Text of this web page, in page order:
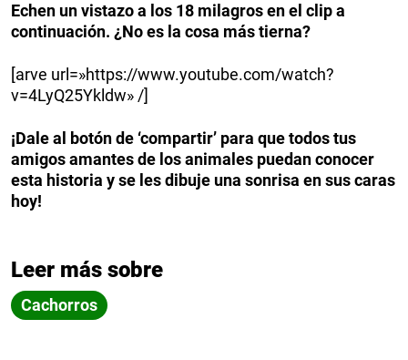
Echen un vistazo a los 18 milagros en el clip a
continuación. ¿No es la cosa más tierna?
[arve url=»https://www.youtube.com/watch?
v=4LyQ25Ykldw» /]
¡Dale al botón de ‘compartir’ para que todos tus
amigos amantes de los animales puedan conocer
esta historia y se les dibuje una sonrisa en sus caras
hoy!
Leer más sobre
Cachorros